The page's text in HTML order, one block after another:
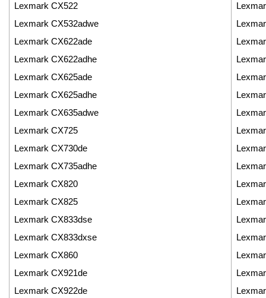
Lexmark CX522
Lexmark CX532adwe
Lexmark CX622ade
Lexmark CX622adhe
Lexmark CX625ade
Lexmark CX625adhe
Lexmark CX635adwe
Lexmark CX725
Lexmark CX730de
Lexmark CX735adhe
Lexmark CX820
Lexmark CX825
Lexmark CX833dse
Lexmark CX833dxse
Lexmark CX860
Lexmark CX921de
Lexmark CX922de